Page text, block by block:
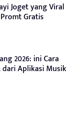
Joget yang Viral
Gratis
2026: ini Cara
dari Aplikasi Musik